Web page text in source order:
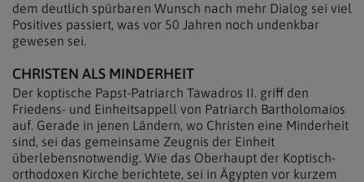
dem deutlich spürbaren Wunsch nach mehr Dialog sei viel
Positives passiert, was vor 50 Jahren noch undenkbar
gewesen sei.
CHRISTEN ALS MINDERHEIT
Der koptische Papst-Patriarch Tawadros II. griff den
Friedens- und Einheitsappell von Patriarch Bartholomaios
auf. Gerade in jenen Ländern, wo Christen eine Minderheit
sind, sei das gemeinsame Zeugnis der Einheit
überlebensnotwendig. Wie das Oberhaupt der Koptisch-
orthodoxen Kirche berichtete, sei in Ägypten vor kurzem